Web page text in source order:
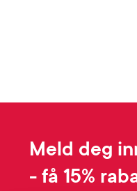
Meld deg
- få 15%